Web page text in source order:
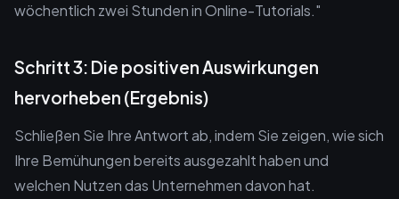
wöchentlich zwei Stunden in Online-Tutorials."
Schritt 3: Die positiven Auswirkungen
hervorheben (Ergebnis)
Schließen Sie Ihre Antwort ab, indem Sie zeigen, wie sich
Ihre Bemühungen bereits ausgezahlt haben und
welchen Nutzen das Unternehmen davon hat.